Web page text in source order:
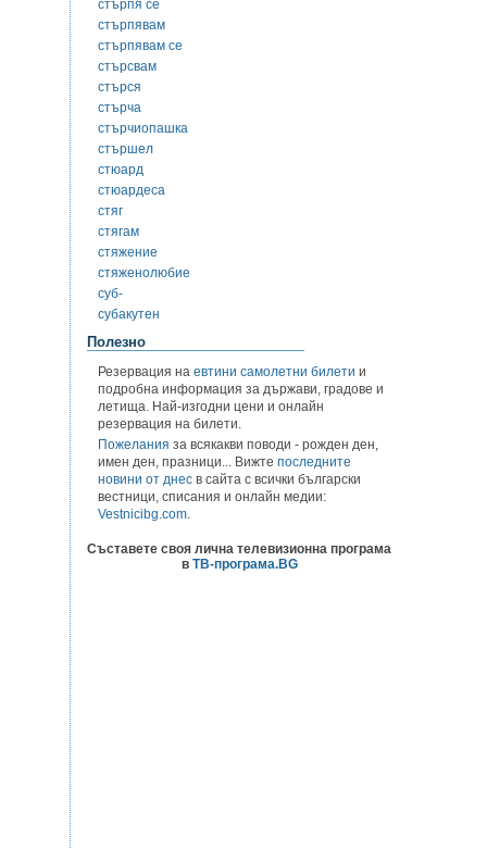
стърпя се
стърпявам
стърпявам се
стърсвам
стърся
стърча
стърчиопашка
стършел
стюард
стюардеса
стяг
стягам
стяжение
стяженолюбие
суб-
субакутен
Полезно
Резервация на евтини самолетни билети и
подробна информация за държави, градове и
летища. Най-изгодни цени и онлайн
резервация на билети.
Пожелания за всякакви поводи - рожден ден,
имен ден, празници... Вижте последните
новини от днес в сайта с всички български
вестници, списания и онлайн медии:
Vestnicibg.com.
Съставете своя лична телевизионна програма
в ТВ-програма.BG